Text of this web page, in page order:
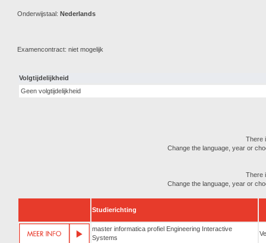
Onderwijstaal: Nederlands
Examencontract: niet mogelijk
Volgtijdelijkheid
Geen volgtijdelijkheid
There
Change the language, year or
There
Change the language, year or
Studierichting
master informatica profiel Engineering Interactive
Systems